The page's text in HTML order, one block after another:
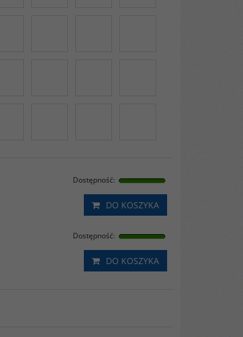
Dostępność:
DO KOSZYKA
Dostępność:
DO KOSZYKA